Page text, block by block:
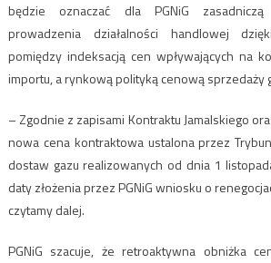
będzie oznaczać dla PGNiG
prowadzenia działalności handlowej
pomiędzy indeksacją cen wpływających na
importu, a rynkową polityką cenową sprzedaży
– Zgodnie z zapisami Kontraktu Jamalskiego
nowa cena kontraktowa ustalona przez
dostaw gazu realizowanych od dnia 1
daty złożenia przez PGNiG wniosku o
czytamy dalej.
PGNiG szacuje, że retroaktywna obniżka